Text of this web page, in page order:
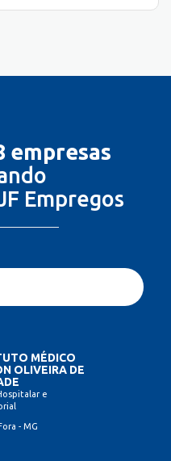
empresas
Empregos
MÉDICO
OLIVEIRA DE
e
- MG